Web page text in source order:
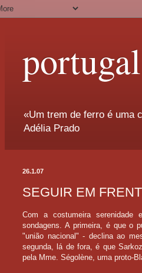
«Um trem de ferro é uma
Adélia Prado
26.1.07
SEGUIR EM
Com a costumeira serenidade
sondagens. A primeira, é que o
"união nacional" - declina ao
segunda, lá de fora, é que
pela Mme. Ségolène, uma proto-